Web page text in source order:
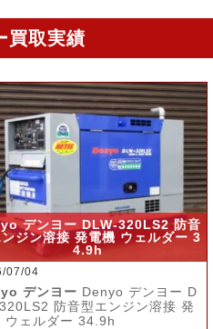
買取実績
デンヨー DLW-320LS2 防音
ジン溶接 発電機 ウェルダー 3
4.9h
07/04
デンヨー Denyo デンヨー D
防音型エンジン溶接 発
ウェルダー 34.9h